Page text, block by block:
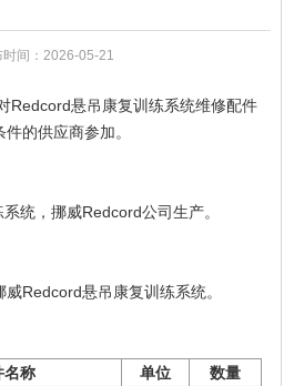
时间：2026-05-21
Redcord悬吊康复训练系统维修配件
的供应商参加。
统，挪威Redcord公司生产。
Redcord悬吊康复训练系统。
名称 单位
数量